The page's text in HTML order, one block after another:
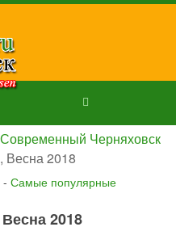
Современный Черняховск
Весна 2018
- Самые популярные
2018